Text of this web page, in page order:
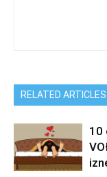
RELATED ARTICLES
10